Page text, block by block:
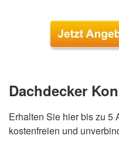
Dachdecker
Erhalten Sie hier bis zu 5
kostenfreien und